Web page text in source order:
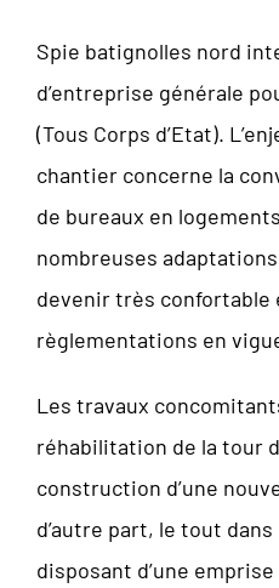
Spie batignolles nord
d’entreprise générale
(Tous Corps d’Etat).
chantier concerne la
de bureaux en
nombreuses
devenir très confortable
règlementations en
Les travaux
réhabilitation de la tour
construction d’une
d’autre part, le tout
disposant d’une